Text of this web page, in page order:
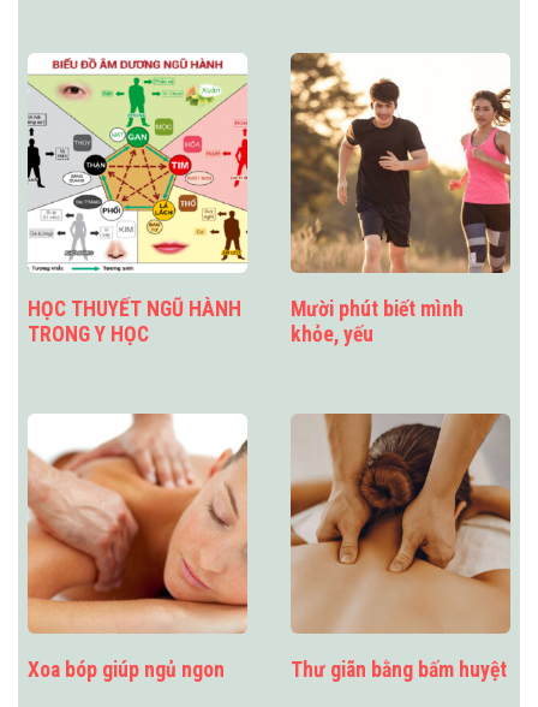
HỌC THUYẾT NGŨ HÀNH
TRONG Y HỌC
Mười phút biết mình
khỏe, yếu
Xoa bóp giúp ngủ ngon Thư giãn bằng bấm huyệt